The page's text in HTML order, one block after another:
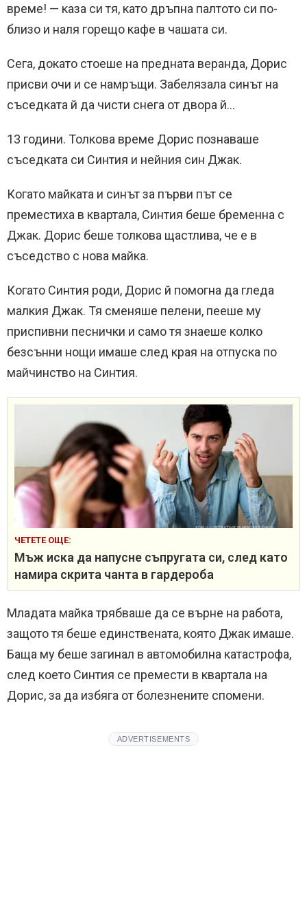
време! — каза си тя, като дръпна палтото си по-
близо и наля горещо кафе в чашата си.
Сега, докато стоеше на предната веранда, Дорис
присви очи и се намръщи. Забелязала синът на
съседката й да чисти снега от двора й…
13 години. Толкова време Дорис познаваше
съседката си Синтия и нейния син Джак.
Когато майката и синът за първи път се
преместиха в квартала, Синтия беше бременна с
Джак. Дорис беше толкова щастлива, че е в
съседство с нова майка.
Когато Синтия роди, Дорис й помогна да гледа
малкия Джак. Тя сменяше пелени, пееше му
приспивни песнички и само тя знаеше колко
безсънни нощи имаше след края на отпуска по
майчинство на Синтия.
ЧЕТЕТЕ ОЩЕ:
Мъж иска да напусне съпругата си, след като
намира скрита чанта в гардероба
Младата майка трябваше да се върне на работа,
защото тя беше единствената, която Джак имаше.
Баща му беше загинал в автомобилна катастрофа,
след което Синтия се премести в квартала на
Дорис, за да избяга от болезнените спомени.
ADVERTISEMENTS